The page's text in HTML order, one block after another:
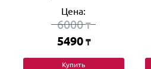
Цена:
6000₸
5490 ₸
Купить